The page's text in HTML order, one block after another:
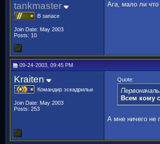
tankmaster
В запасе
Join Date: May 2003
Posts: 10
Ага, мало ли что
09-24-2003, 09:45 PM
Kraiten
Командир эскадрильи
Join Date: May 2003
Posts: 253
Quote:
Всем кому
А мне ничего не